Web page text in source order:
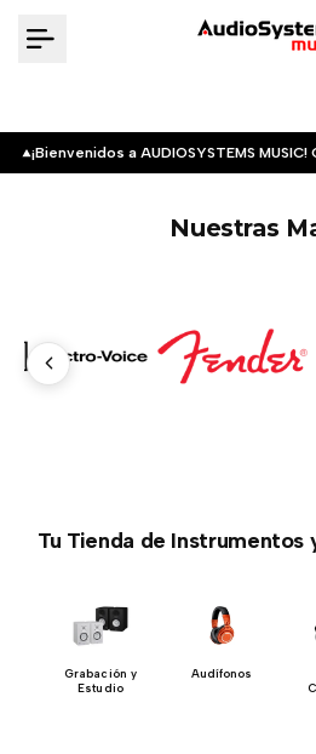
¡Bienvenidos a AUDIOSYSTEMS
Nuestras
Tu Tienda de Instrumentos
Grabación y
Estudio
Audífonos